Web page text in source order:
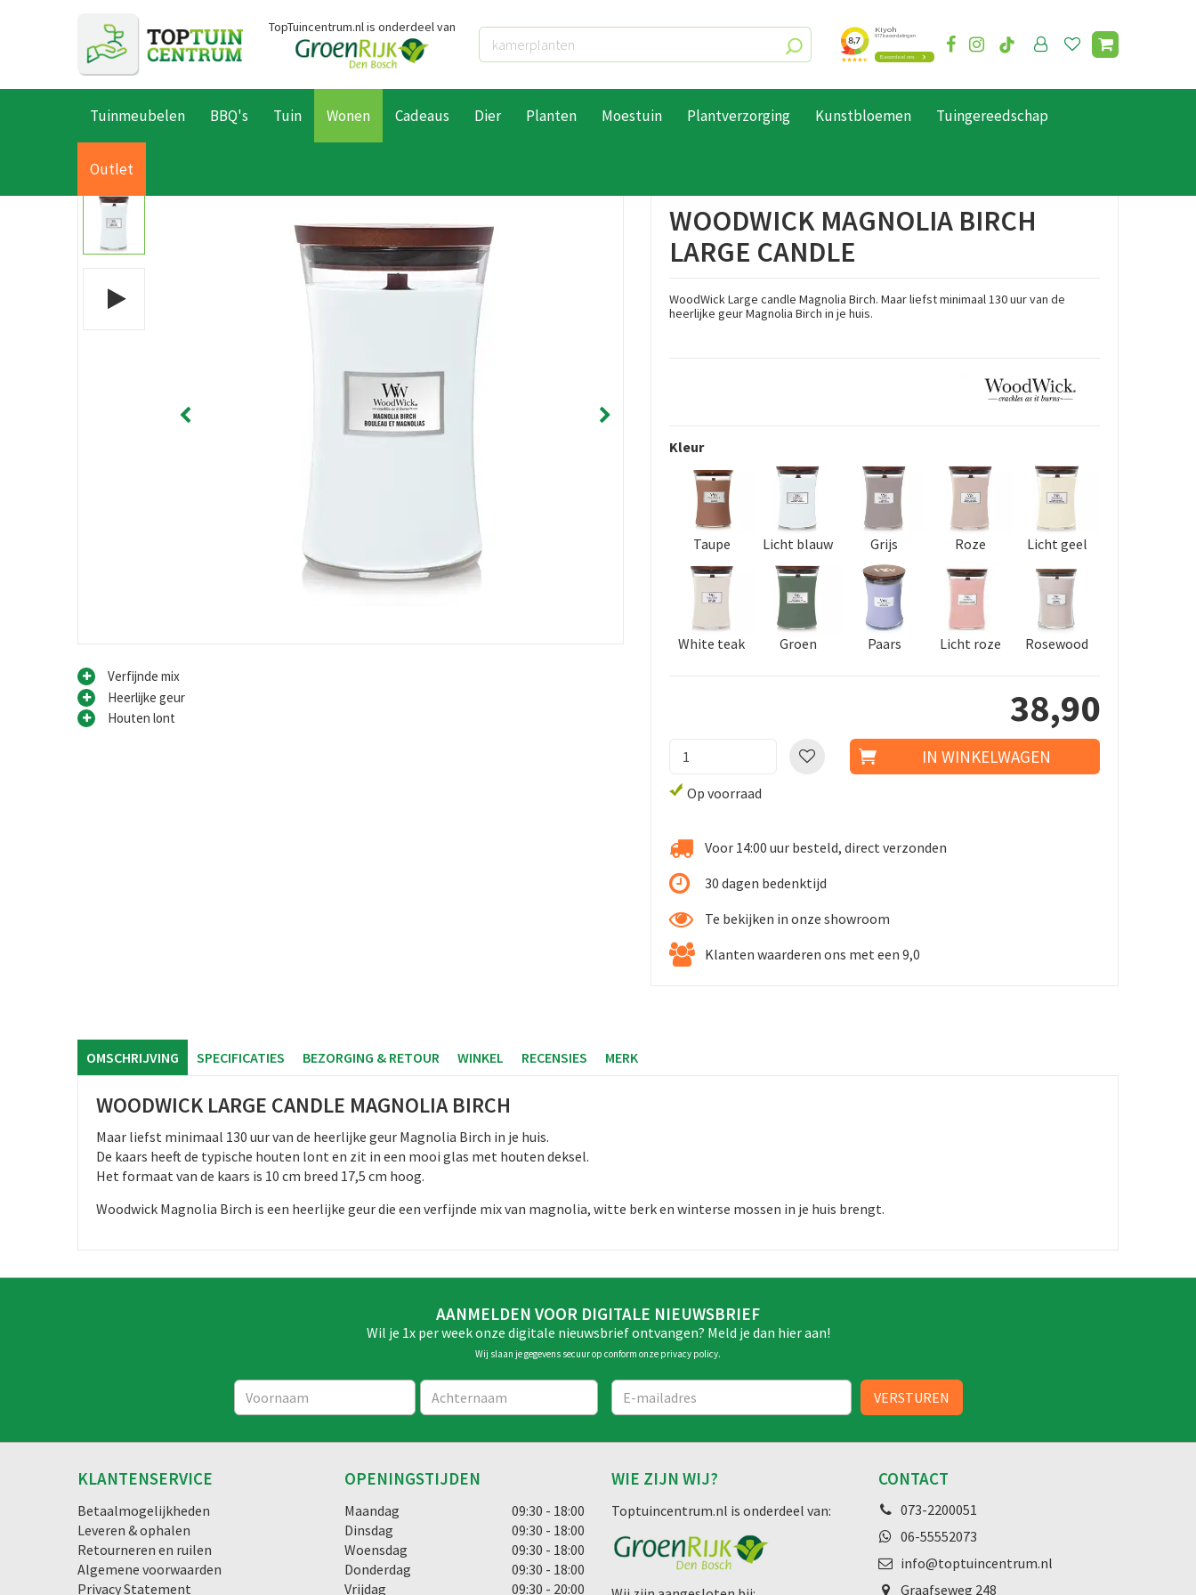
Home Producten
TopTuincentrum.nl is onderdeel van
Tuinmeubelen BBQ's Tuin Wonen Cadeaus Dier Planten Moestuin Plantverzorging Kunstbloemen Tuingereedschap
Outlet
Verfijnde mix
Heerlijke geur
Houten lont
WOODWICK MAGNOLIA BIRCH
LARGE CANDLE
WoodWick Large candle Magnolia Birch. Maar liefst minimaal 130 uur van de
heerlijke geur Magnolia Birch in je huis.
Kleur
Taupe Licht blauw Grijs Roze Licht geel
White teak Groen Paars Licht roze Rosewood
38,90
Op voorraad
Voor 14:00 uur besteld, direct verzonden
30 dagen bedenktijd
Te bekijken in onze showroom
Klanten waarderen ons met een 9,0
OMSCHRIJVING SPECIFICATIES BEZORGING & RETOUR WINKEL RECENSIES MERK
WOODWICK LARGE CANDLE MAGNOLIA BIRCH
​​Maar liefst minimaal 130 uur van de heerlijke geur Magnolia Birch in je huis.
De kaars heeft de typische houten lont en zit in een mooi glas met houten deksel.
Het formaat van de kaars is 10 cm breed 17,5 cm hoog.
Woodwick Magnolia Birch is een heerlijke geur die een verfijnde mix van magnolia, witte berk en winterse mossen in je huis brengt.
AANMELDEN VOOR DIGITALE NIEUWSBRIEF
Wil je 1x per week onze digitale nieuwsbrief ontvangen? Meld je dan hier aan!
Wij slaan je gegevens secuur op conform onze privacy policy.
KLANTENSERVICE
Betaalmogelijkheden
Leveren & ophalen
Retourneren en ruilen
Algemene voorwaarden
Privacy Statement
OPENINGSTIJDEN
Maandag
09:30 - 18:00
Dinsdag
09:30 - 18:00
Woensdag
09:30 - 18:00
Donderdag
09:30 - 18:00
Vrijdag
09:30 - 20:00
WIE ZIJN WIJ?
Toptuincentrum.nl is onderdeel van:
CONTACT
073-2200051
06-55552073
info@toptuincentrum.nl
Graafseweg 248